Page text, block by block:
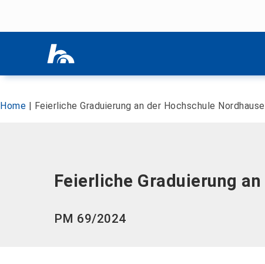
Home | Feierliche Graduierung an der Hochschule
Feierliche Graduierung
PM 69/2024